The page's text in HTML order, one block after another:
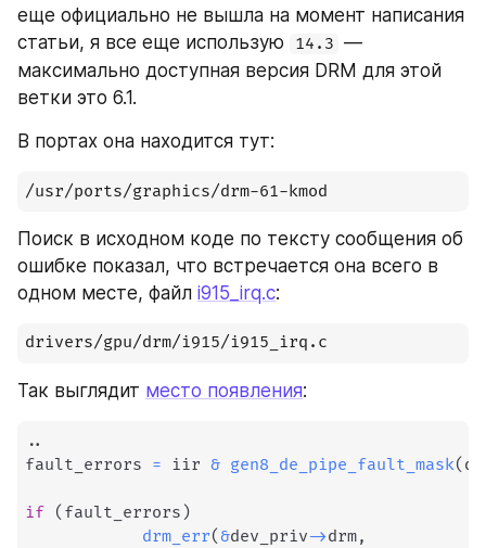
еще официально не вышла на момент написания
статьи, я все еще использую
14.3 —
максимально доступная версия DRM для этой
ветки это 6.1.
В портах она находится тут:
/usr/ports/graphics/drm-61-kmod
Поиск в исходном коде по тексту сообщения об
ошибке показал, что встречается она всего в
одном месте, файл i915_irq.c:
drivers/gpu/drm/i915/i915_irq.c
Так выглядит место появления:
..
fault_errors = iir & gen8_de_pipe_fault_mask(
if ( fault_errors )
drm_err(&dev_priv->drm,